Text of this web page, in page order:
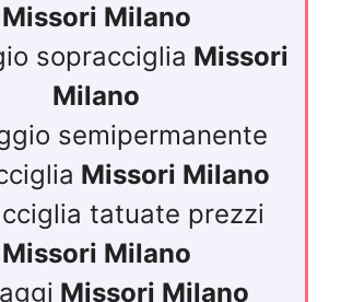
Missori Milano
sopracciglia Missori
Milano
semipermanente
Missori Milano
tatuate prezzi
Missori Milano
Missori Milano